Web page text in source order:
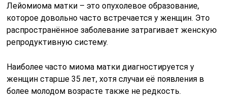
Лейомиома матки – это опухолевое образование,
которое довольно часто встречается у женщин. Это
распространённое заболевание затрагивает женскую
репродуктивную систему.
Наиболее часто миома матки диагностируется у
женщин старше 35 лет, хотя случаи её появления в
более молодом возрасте также не редкость.